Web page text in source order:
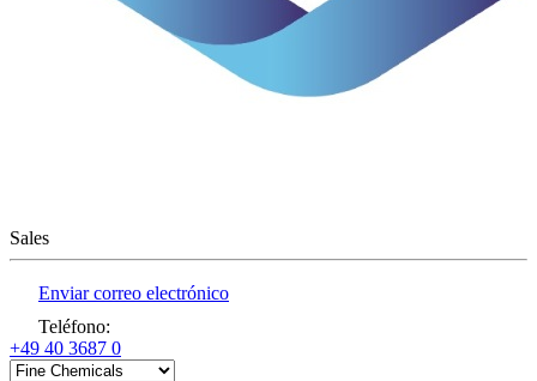
Sales
Enviar correo electrónico
Teléfono:
+49 40 3687 0